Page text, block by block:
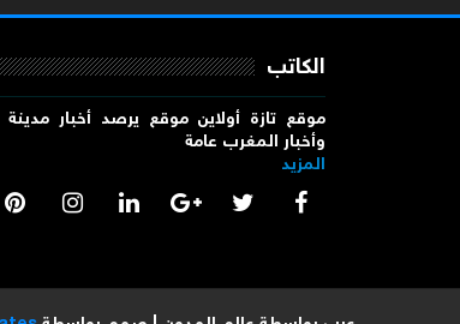
الكاتب
موقع تازة أولاين موقع يرصد أخبار مدينة
وأخبار المغرب عامة
المزيد